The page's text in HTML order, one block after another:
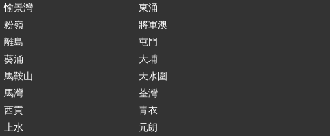
愉景灣
粉嶺
離島
葵涌
馬鞍山
馬灣
西貢
上水
東涌
將軍澳
屯門
大埔
天水圍
荃灣
青衣
元朗